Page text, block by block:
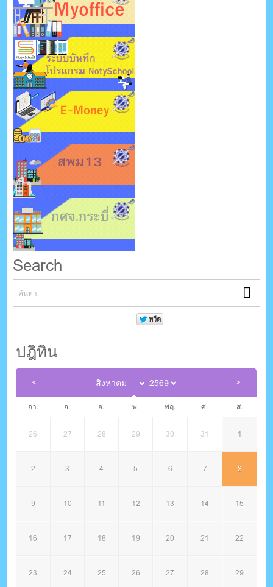
Search
ปฎิทิน
อา. จ. อ. พ. พฤ. ศ. ส.
26 27 28 29 30 31 1
2 3 4 5 6 7 8
9 10 11 12 13 14 15
16 17 18 19 20 21 22
23 24 25 26 27 28 29